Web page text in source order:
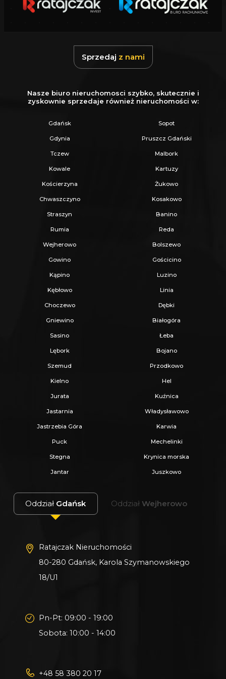
Sprzedaj z nami
Nasze biuro nieruchomosci szybko, skutecznie i
zyskownie sprzedaje również nieruchomości w:
Gdańsk Sopot
Gdynia Pruszcz Gdański
Tczew Malbork
Kowale Kartuzy
Kościerzyna Żukowo
Chwaszczyno Kosakowo
Straszyn Banino
Rumia Reda
Wejherowo Bolszewo
Gowino Gościcino
Kąpino Luzino
Kębłowo Linia
Choczewo Dębki
Gniewino Białogóra
Sasino Łeba
Lębork Bojano
Szemud Przodkowo
Kielno Hel
Jurata Kuźnica
Jastarnia Władysławowo
Jastrzebia Góra Karwia
Puck Mechelinki
Stegna Krynica morska
Jantar Juszkowo
Oddział Gdańsk Oddział Wejherowo
Ratajczak Nieruchomości
80-280 Gdańsk, Karola Szymanowskiego
18/U1
Pn-Pt: 09:00 - 19:00
Sobota: 10:00 - 14:00
+48 58 380 20 17